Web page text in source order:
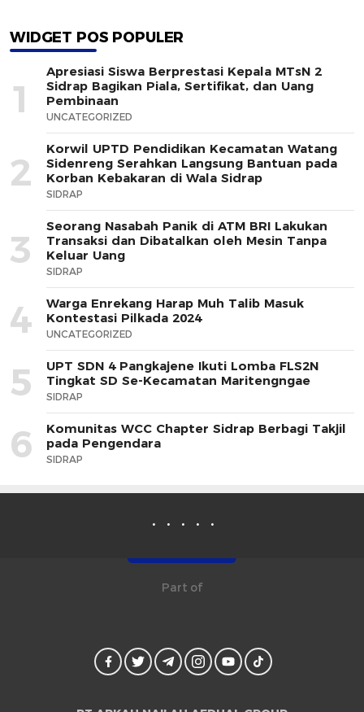
WIDGET POS POPULER
1
Apresiasi Siswa Berprestasi Kepala MTsN 2
Sidrap Bagikan Piala, Sertifikat, dan Uang
Pembinaan
UNCATEGORIZED
2
Korwil UPTD Pendidikan Kecamatan Watang
Sidenreng Serahkan Langsung Bantuan pada
Korban Kebakaran di Wala Sidrap
SIDRAP
3
Seorang Nasabah Panik di ATM BRI Lakukan
Transaksi dan Dibatalkan oleh Mesin Tanpa
Keluar Uang
SIDRAP
4
Warga Enrekang Harap Muh Talib Masuk
Kontestasi Pilkada 2024
UNCATEGORIZED
5
UPT SDN 4 Pangkajene Ikuti Lomba FLS2N
Tingkat SD Se-Kecamatan Maritengngae
SIDRAP
6
Komunitas WCC Chapter Sidrap Berbagi Takjil
pada Pengendara
SIDRAP
Part of